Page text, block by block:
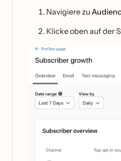
Navigiere zu
Klicke oben auf der